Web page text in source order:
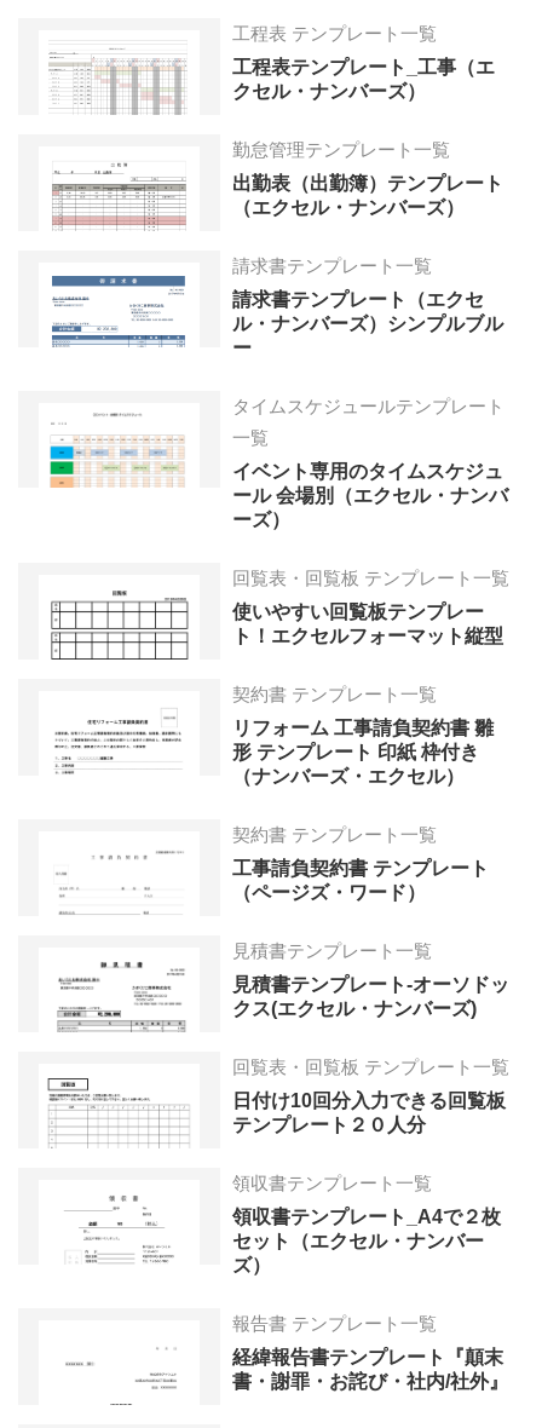
工程表 テンプレート一覧
工程表テンプレート_工事（エ
クセル・ナンバーズ）
勤怠管理テンプレート一覧
出勤表（出勤簿）テンプレート
（エクセル・ナンバーズ）
請求書テンプレート一覧
請求書テンプレート（エクセ
ル・ナンバーズ）シンプルブル
ー
タイムスケジュールテンプレート
一覧
イベント専用のタイムスケジュ
ール 会場別（エクセル・ナンバ
ーズ）
回覧表・回覧板 テンプレート一覧
使いやすい回覧板テンプレー
ト！エクセルフォーマット縦型
契約書 テンプレート一覧
リフォーム 工事請負契約書 雛
形 テンプレート 印紙 枠付き
（ナンバーズ・エクセル）
契約書 テンプレート一覧
工事請負契約書 テンプレート
（ページズ・ワード）
見積書テンプレート一覧
見積書テンプレート-オーソドッ
クス(エクセル・ナンバーズ)
回覧表・回覧板 テンプレート一覧
日付け10回分入力できる回覧板
テンプレート２０人分
領収書テンプレート一覧
領収書テンプレート_A4で２枚
セット（エクセル・ナンバー
ズ）
報告書 テンプレート一覧
経緯報告書テンプレート『顛末
書・謝罪・お詫び・社内/社外』